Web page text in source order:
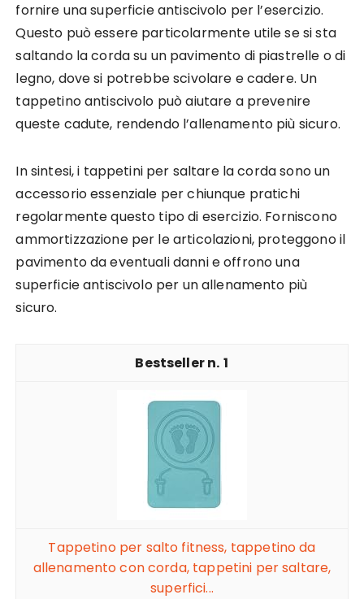
fornire una superficie antiscivolo per l’esercizio.
Questo può essere particolarmente utile se si sta
saltando la corda su un pavimento di piastrelle o di
legno, dove si potrebbe scivolare e cadere. Un
tappetino antiscivolo può aiutare a prevenire
queste cadute, rendendo l’allenamento più sicuro.
In sintesi, i tappetini per saltare la corda sono un
accessorio essenziale per chiunque pratichi
regolarmente questo tipo di esercizio. Forniscono
ammortizzazione per le articolazioni, proteggono il
pavimento da eventuali danni e offrono una
superficie antiscivolo per un allenamento più
sicuro.
1
Tappetino per salto fitness, tappetino da
allenamento con corda, tappetini per saltare,
superfici...